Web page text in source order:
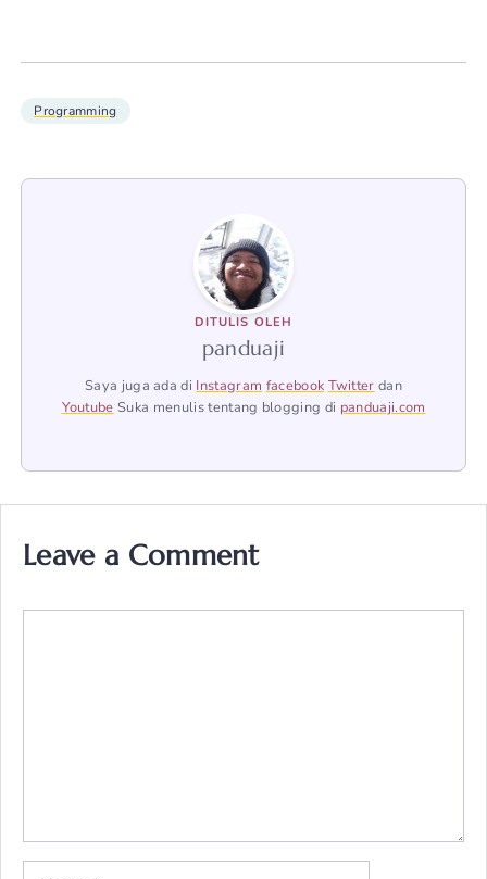
Programming
DITULIS OLEH
panduaji
Saya juga ada di Instagram facebook Twitter dan
Youtube Suka menulis tentang blogging di panduaji.com
Leave a Comment
Name